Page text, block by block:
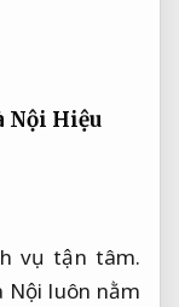
Nội Hiệu
vụ tận tâm.
Nội luôn nằm